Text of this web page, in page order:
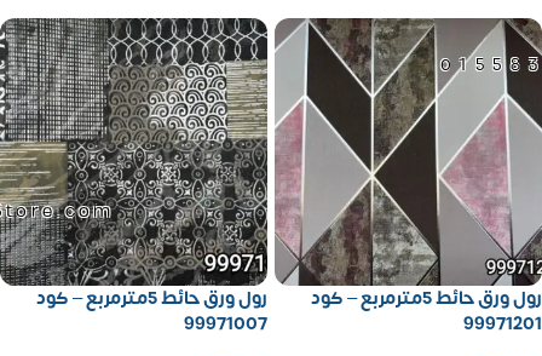
رول ورق حائط 5مترمربع – كود
99971201
رول ورق حائط 5مترمربع – كود
99971007